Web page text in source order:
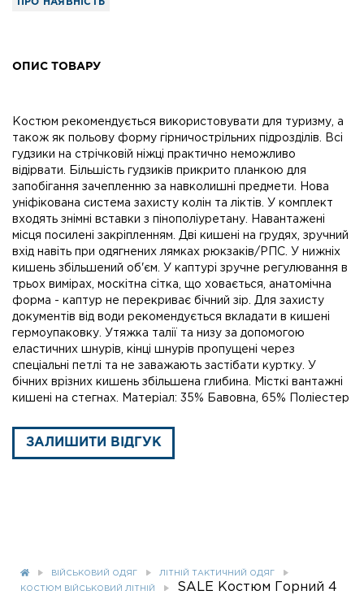
ПРО НАЯВНІСТЬ
ОПИС ТОВАРУ
Костюм рекомендується використовувати для туризму, а
також як польову форму гірничострільних підрозділів. Всі
гудзики на стрічковій ніжці практично неможливо
відірвати. Більшість гудзиків прикрито планкою для
запобігання зачепленню за навколишні предмети. Нова
уніфікована система захисту колін та ліктів. У комплект
входять знімні вставки з пінополіуретану. Навантажені
місця посилені закріпленням. Дві кишені на грудях, зручний
вхід навіть при одягнених лямках рюкзаків/РПС. У нижніх
кишень збільшений об'єм. У каптурі зручне регулювання в
трьох вимірах, москітна сітка, що ховається, анатомічна
форма - каптур не перекриває бічний зір. Для захисту
документів від води рекомендується вкладати в кишені
гермоупаковку. Утяжка талії та низу за допомогою
еластичних шнурів, кінці шнурів пропущені через
спеціальні петлі та не заважають застібати куртку. У
бічних врізних кишень збільшена глибина. Місткі вантажні
кишені на стегнах. Матеріал: 35% Бавовна, 65% Поліестер
ЗАЛИШИТИ ВІДГУК
ВІЙСЬКОВИЙ ОДЯГ ЛІТНІЙ ТАКТИЧНИЙ ОДЯГ
КОСТЮМ ВІЙСЬКОВИЙ ЛІТНІЙ
SALE Костюм Горний 4